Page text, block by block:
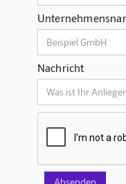
Nachricht